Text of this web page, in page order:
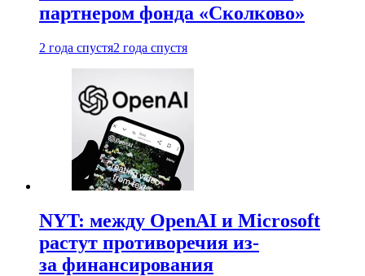
партнером фонда «Сколково»
2 года спустя2 года спустя
NYT: между OpenAI и Microsoft
растут противоречия из-
за финансирования